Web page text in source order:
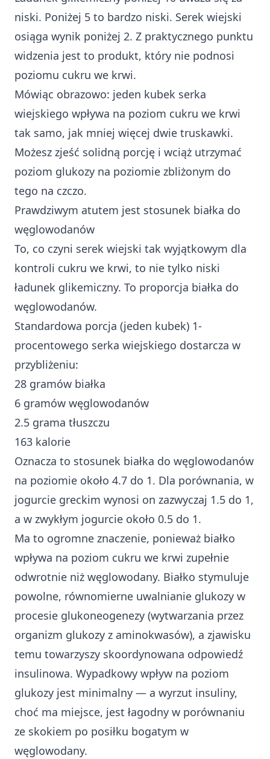
niski. Poniżej 5 to bardzo niski. Serek wiejski
osiąga wynik poniżej 2. Z praktycznego punktu
widzenia jest to produkt, który nie podnosi
poziomu cukru we krwi.
Mówiąc obrazowo: jeden kubek serka
wiejskiego wpływa na poziom cukru we krwi
tak samo, jak mniej więcej dwie truskawki.
Możesz zjeść solidną porcję i wciąż utrzymać
poziom glukozy na poziomie zbliżonym do
tego na czczo.
Prawdziwym atutem jest stosunek białka do
węglowodanów
To, co czyni serek wiejski tak wyjątkowym dla
kontroli cukru we krwi, to nie tylko niski
ładunek glikemiczny. To proporcja białka do
węglowodanów.
Standardowa porcja (jeden kubek) 1-
procentowego serka wiejskiego dostarcza w
przybliżeniu:
28 gramów białka
6 gramów węglowodanów
2.5 grama tłuszczu
163 kalorie
Oznacza to stosunek białka do węglowodanów
na poziomie około 4.7 do 1. Dla porównania, w
jogurcie greckim wynosi on zazwyczaj 1.5 do 1,
a w zwykłym jogurcie około 0.5 do 1.
Ma to ogromne znaczenie, ponieważ białko
wpływa na poziom cukru we krwi zupełnie
odwrotnie niż węglowodany. Białko stymuluje
powolne, równomierne uwalnianie glukozy w
procesie glukoneogenezy (wytwarzania przez
organizm glukozy z aminokwasów), a zjawisku
temu towarzyszy skoordynowana odpowiedź
insulinowa. Wypadkowy wpływ na poziom
glukozy jest minimalny — a wyrzut insuliny,
choć ma miejsce, jest łagodny w porównaniu
ze skokiem po posiłku bogatym w
węglowodany.